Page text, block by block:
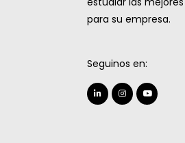
para su empresa.
Seguinos en: